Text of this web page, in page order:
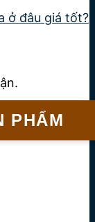
ở đâu giá tốt?
PHẨM